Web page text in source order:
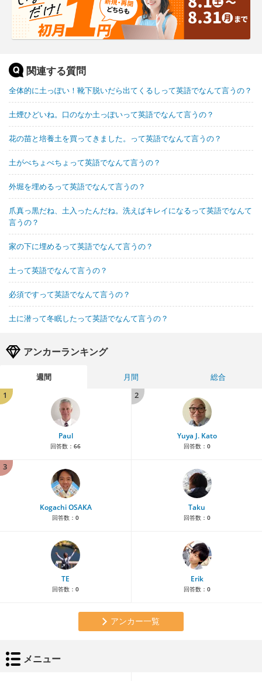
関連する質問
全体的に土っぽい！靴下脱いだら出てくるしって英語でなんて言うの？
土煙ひどいね。口のなか土っぽいって英語でなんて言うの？
花の苗と培養土を買ってきました。って英語でなんて言うの？
土がべちょべちょって英語でなんて言うの？
外堀を埋めるって英語でなんて言うの？
爪真っ黒だね、土入ったんだね。洗えばキレイになるって英語でなんて
言うの？
家の下に埋めるって英語でなんて言うの？
土って英語でなんて言うの？
必須ですって英語でなんて言うの？
土に潜って冬眠したって英語でなんて言うの？
アンカーランキング
週間 月間
総合
1
Paul
回答数： 66
2
Yuya J. Kato
回答数： 0
3
Kogachi OSAKA
回答数： 0
Taku
回答数： 0
TE
回答数： 0
Erik
回答数： 0
アンカー一覧
メニュー